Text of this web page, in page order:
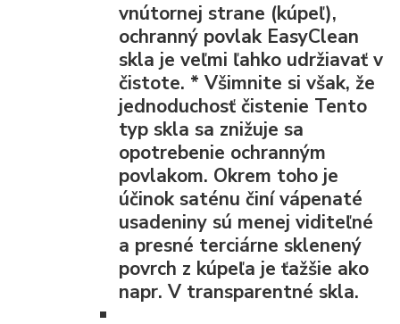
vnútornej strane (kúpeľ),
ochranný povlak EasyClean
skla je veľmi ľahko udržiavať v
čistote. *Všimnite si však, že
jednoduchosť čistenie Tento
typ skla sa znižuje sa
opotrebenie ochranným
povlakom. Okrem toho je
účinok saténu činí vápenaté
usadeniny sú menej viditeľné
a presné terciárne sklenený
povrch z kúpeľa je ťažšie ako
napr. V transparentné skla.